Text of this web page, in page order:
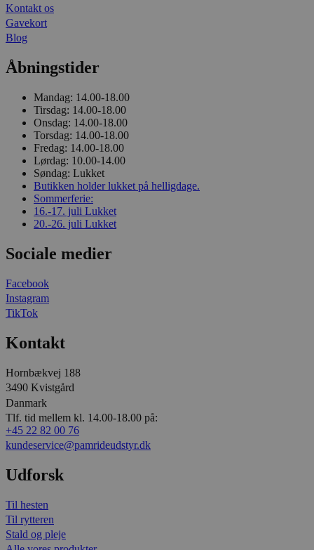
Kontakt os
Gavekort
Blog
Åbningstider
Mandag: 14.00-18.00
Tirsdag: 14.00-18.00
Onsdag: 14.00-18.00
Torsdag: 14.00-18.00
Fredag: 14.00-18.00
Lørdag: 10.00-14.00
Søndag: Lukket
Butikken holder lukket på helligdage.
Sommerferie:
16.-17. juli Lukket
20.-26. juli Lukket
Sociale medier
Facebook
Instagram
TikTok
Kontakt
Hornbækvej 188
3490 Kvistgård
Danmark
Tlf. tid mellem kl. 14.00-18.00 på:
+45 22 82 00 76
kundeservice@pamrideudstyr.dk
Udforsk
Til hesten
Til rytteren
Stald og pleje